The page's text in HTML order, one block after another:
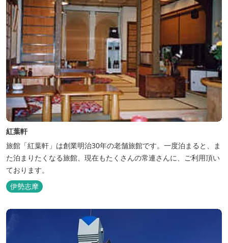
紅葉軒
旅館「紅葉軒」は創業明治30年の老舗旅館です。一度泊まると、ま
た泊まりたくなる旅館、現在もたくさんの常連さんに、ご利用頂い
ております。
伊勢志摩